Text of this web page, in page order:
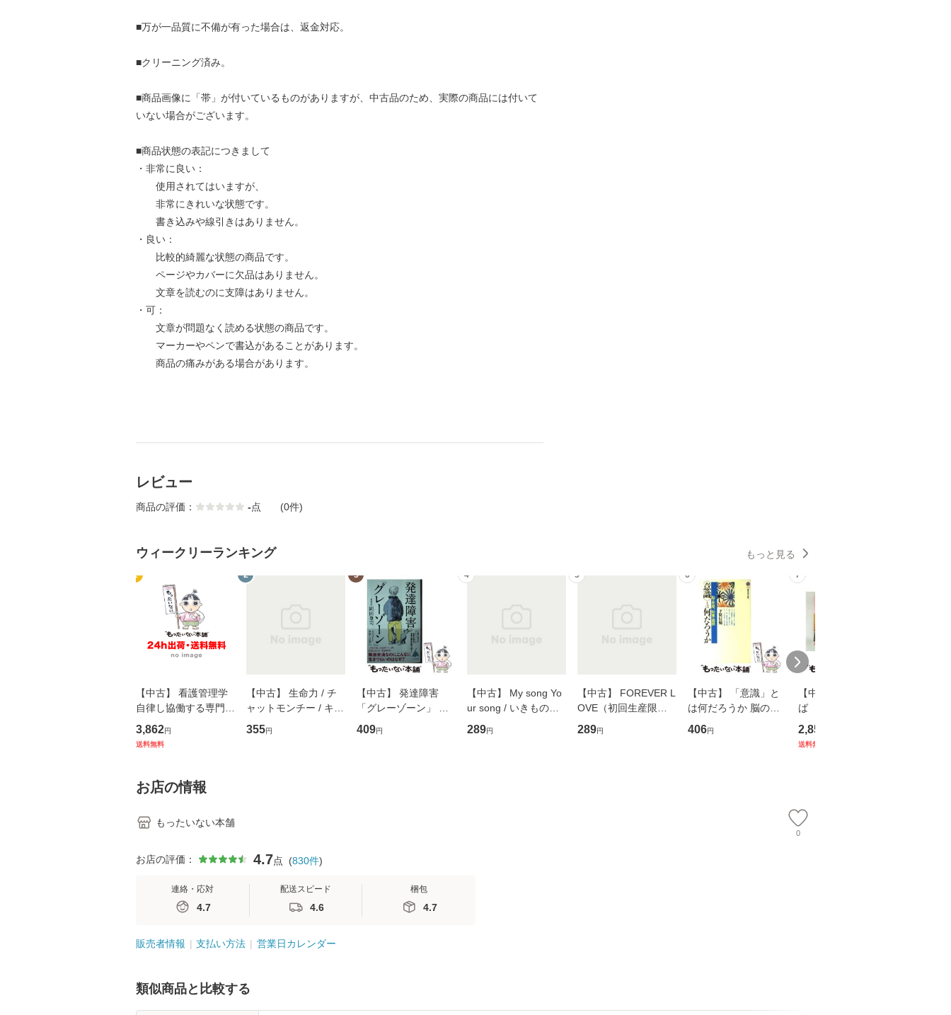
■万が一品質に不備が有った場合は、返金対応。
■クリーニング済み。
■商品画像に「帯」が付いているものがありますが、中古品のため、実際の商品には付いて
いない場合がございます。
■商品状態の表記につきまして
・非常に良い：
使用されてはいますが、
非常にきれいな状態です。
書き込みや線引きはありません。
・良い：
比較的綺麗な状態の商品です。
ページやカバーに欠品はありません。
文章を読むのに支障はありません。
・可：
文章が問題なく読める状態の商品です。
マーカーやペンで書込があることがあります。
商品の痛みがある場合があります。
レビュー
商品の評価： -点 (0件)
ウィークリーランキング もっと見る
1
【中古】 看護管理学
自律し協働する専門職
の看護マネジメントス
キル 改訂第3版 (看護
堂 [単行
3,862円
送料無料
2
【中古】 生命力 / チ
ャットモンチー / キュ
ーンレコード [CD]
【メール便送料無料】
355円
3
【中古】 発達障害
「グレーゾーン」 そ
の正しい理解と克服法
(SB新書 572) / 岡田尊
409円
4
【中古】 My song Yo
ur song / いきものが
かり / [CD]【メール便
送料無料】
289円
5
【中古】 FOREVER L
OVE（初回生産限定
盤） / 清水翔太×加藤
ミリヤ / [CD]【メール
289円
6
【中古】 「意識」と
は何だろうか 脳の来
歴、知覚の錯誤 （講
談社現代新書） / 下条
406円
7
【中古】 耳をすませ
ば 〈2枚組〉 [DVD] /
ブエナ・ビスタ・ホー
ム・エンターテイメン
2,852
送料無料
お店の情報
もったいない本舗
0
お店の評価： 4.7点 (830件)
連絡・応対
4.7
配送スピード
4.6
梱包
4.7
販売者情報 支払い方法 営業日カレンダー
類似商品と比較する